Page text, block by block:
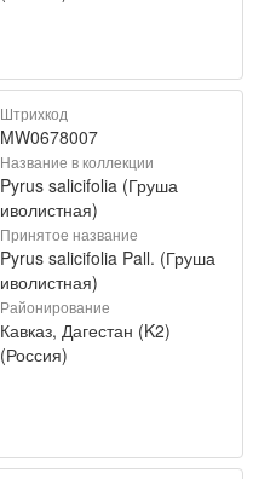
Штрихкод
MW0678007
Название в коллекции
Pyrus salicifolia (Груша
иволистная)
Принятое название
Pyrus salicifolia Pall. (Груша
иволистная)
Районирование
Кавказ, Дагестан (K2)
(Россия)